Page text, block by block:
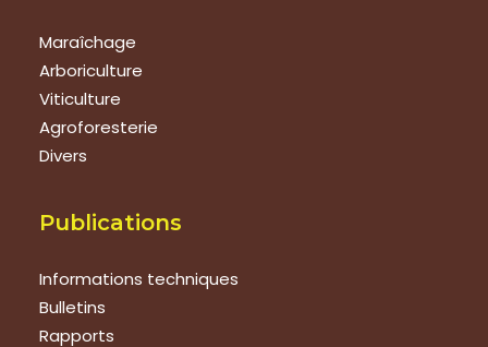
Maraîchage
Arboriculture
Viticulture
Agroforesterie
Divers
Publications
Informations techniques
Bulletins
Rapports